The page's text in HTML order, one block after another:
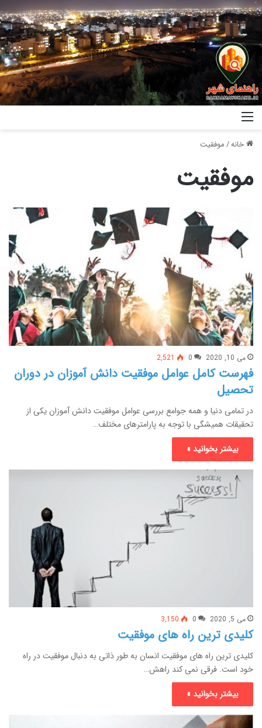
خانه/موفقیت
موفقیت
می 10, 2020 0
2,521
فهرست کامل عوامل موفقیت دانش آموزان در دوران
تحصیل
در تمامی دنیا و همه جوامع بررسی عوامل موفقیت دانش آموزان یکی از
تحقیقات همیشگی با توجه به پارامترهای مختلف…
بیشتر بخوانید »
می 5, 2020 0
3,150
کلیدی ترین راه های موفقیت
کلیدی ترین راه های موفقیت انسان به طور ذاتی به دنبال موفقیت در راه
خود است. فرقی نمی کند راهش…
بیشتر بخوانید »